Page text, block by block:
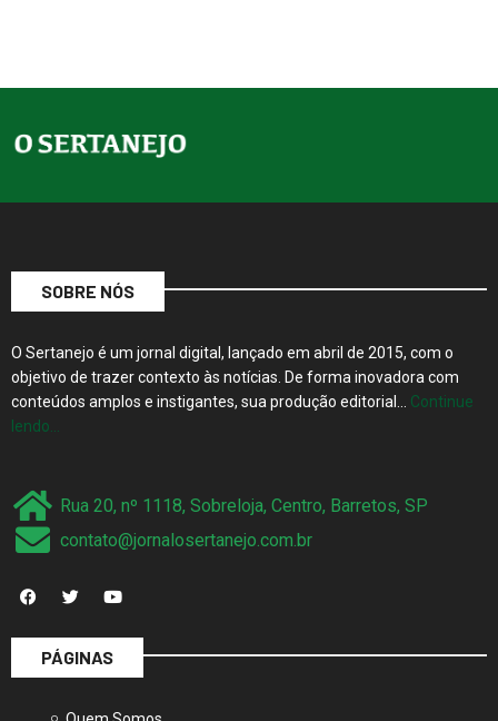
SOBRE NÓS
O Sertanejo é um jornal digital, lançado em abril de 2015, com o
objetivo de trazer contexto às notícias. De forma inovadora com
conteúdos amplos e instigantes, sua produção editorial… Continue
lendo…
Rua 20, nº 1118, Sobreloja, Centro, Barretos, SP
contato@jornalosertanejo.com.br
PÁGINAS